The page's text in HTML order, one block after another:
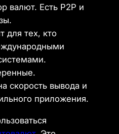
валют. Есть P2P и
для тех, кто
скорость вывода и
приложения.